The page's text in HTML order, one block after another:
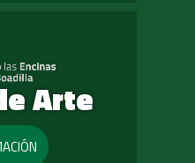
Arte